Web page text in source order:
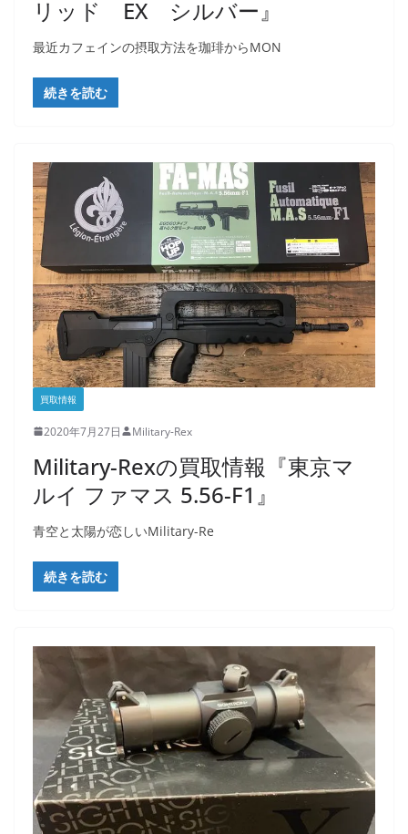
リッド EX シルバー』
最近カフェインの摂取方法を珈琲からMON
続きを読む
買取情報
2020年7月27日 Military-Rex
Military-Rexの買取情報『東京マ
ルイ ファマス 5.56-F1』
青空と太陽が恋しいMilitary-Re
続きを読む